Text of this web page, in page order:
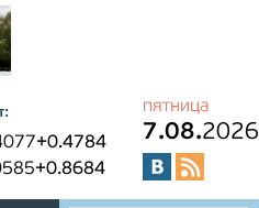
+0.4784
+0.8684
пятница
7.08.2026